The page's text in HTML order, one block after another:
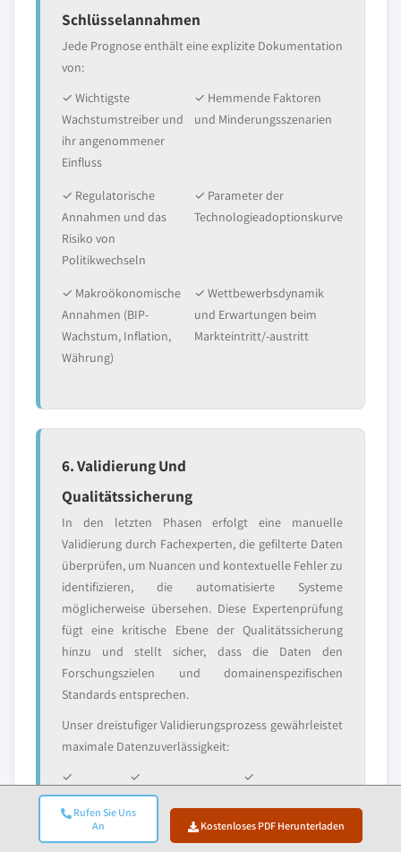
Rufen Sie Uns
An
Kostenloses PDF Herunterladen
Schlüsselannahmen
Jede Prognose enthält eine explizite Dokumentation
von:
✓ Wichtigste
Wachstumstreiber und
ihr angenommener
Einfluss
✓ Hemmende Faktoren
und Minderungsszenarien
✓ Regulatorische
Annahmen und das
Risiko von
Politikwechseln
✓ Parameter der
Technologieadoptionskurve
✓ Makroökonomische
Annahmen (BIP-
Wachstum, Inflation,
Währung)
✓ Wettbewerbsdynamik
und Erwartungen beim
Markteintritt/-austritt
6. Validierung Und
Qualitätssicherung
In den letzten Phasen erfolgt eine manuelle
Validierung durch Fachexperten, die gefilterte Daten
überprüfen, um Nuancen und kontextuelle Fehler zu
identifizieren, die automatisierte Systeme
möglicherweise übersehen. Diese Expertenprüfung
fügt eine kritische Ebene der Qualitätssicherung
hinzu und stellt sicher, dass die Daten den
Forschungszielen und domainenspezifischen
Standards entsprechen.
Unser dreistufiger Validierungsprozess gewährleistet
maximale Datenzuverlässigkeit:
✓
Statistische
Validierung
✓
Expertenvalidierung
✓